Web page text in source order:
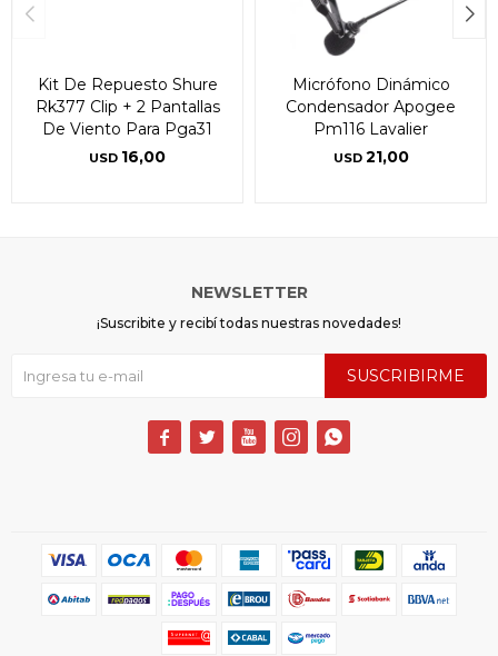
Kit De Repuesto Shure
Rk377 Clip + 2 Pantallas
De Viento Para Pga31
USD 16,00
Micrófono Dinámico
Condensador Apogee
Pm116 Lavalier
USD 21,00
NEWSLETTER
¡Suscribite y recibí todas nuestras novedades!
SUSCRIBIRME
    